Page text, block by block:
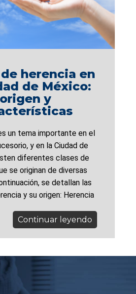
herencia en
de México:
origen y
un tema importante en el
y en la Ciudad de
diferentes clases de
se originan de diversas
se detallan las
y su origen: Herencia
Continuar leyendo